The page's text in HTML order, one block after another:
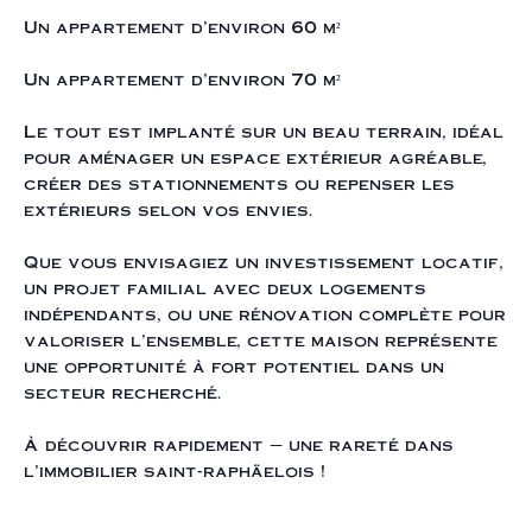
Un appartement d’environ 60 m²
Un appartement d’environ 70 m²
Le tout est implanté sur un beau terrain, idéal
pour aménager un espace extérieur agréable,
créer des stationnements ou repenser les
extérieurs selon vos envies.
Que vous envisagiez un investissement locatif,
un projet familial avec deux logements
indépendants, ou une rénovation complète pour
valoriser l’ensemble, cette maison représente
une opportunité à fort potentiel dans un
secteur recherché.
À découvrir rapidement — une rareté dans
l’immobilier saint-raphäelois !